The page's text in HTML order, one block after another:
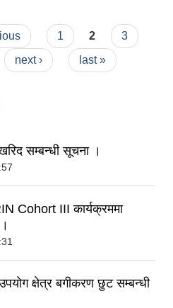
1 2
3
next › last »
सम्बन्धी सूचना ।
Cohort III कार्यक्रममा
क्षेत्र बगीकरण छुट सम्बन्धी